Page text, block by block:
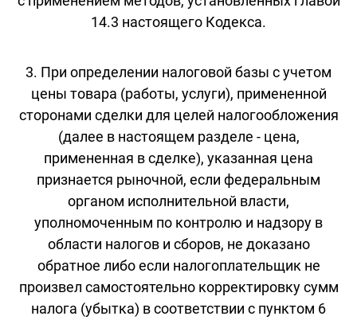
14.3 настоящего Кодекса.
3. При определении налоговой базы с учетом
цены товара (работы, услуги), примененной
сторонами сделки для целей налогообложения
(далее в настоящем разделе - цена,
примененная в сделке), указанная цена
признается рыночной, если федеральным
органом исполнительной власти,
уполномоченным по контролю и надзору в
области налогов и сборов, не доказано
обратное либо если налогоплательщик не
произвел самостоятельно корректировку сумм
налога (убытка) в соответствии с пунктом 6